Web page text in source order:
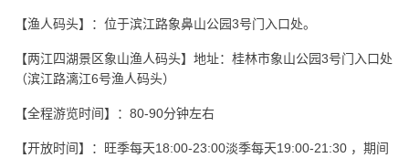
【渔人码头】：位于滨江路象鼻山公园3号门入口处。
【两江四湖景区象山渔人码头】地址：桂林市象山公园3号门入口处
（滨江路漓江6号渔人码头）
【全程游览时间】：80-90分钟左右
【开放时间】：旺季每天18:00-23:00淡季每天19:00-21:30 ，期间